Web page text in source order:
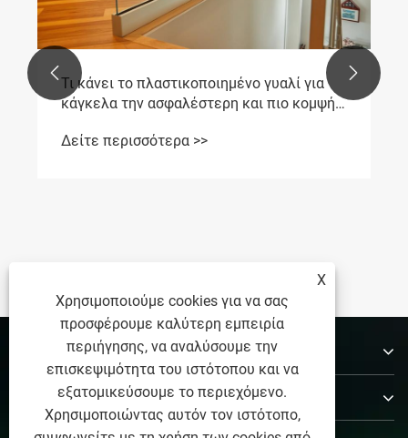
Τι κάνει το πλαστικοποιημένο γυαλί για
κάγκελα την ασφαλέστερη και πιο κομψή
Δείτε περισσότερα >>
 
Σχετικά με εμάς
Προϊόντα
X
Χρησιμοποιούμε cookies για να σας
προσφέρουμε καλύτερη εμπειρία
περιήγησης, να αναλύσουμε την
επισκεψιμότητα του ιστότοπου και να
εξατομικεύσουμε το περιεχόμενο.
Χρησιμοποιώντας αυτόν τον ιστότοπο,